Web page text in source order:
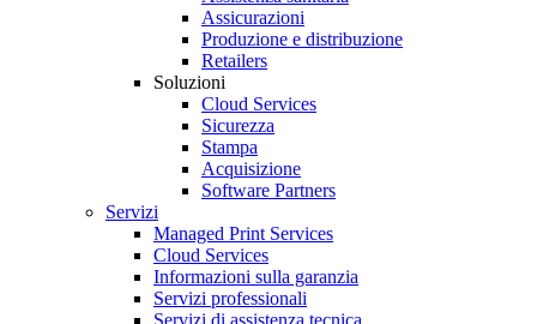
Assicurazioni
Produzione e distribuzione
Retailers
Soluzioni
Cloud Services
Sicurezza
Stampa
Acquisizione
Software Partners
Servizi
Managed Print Services
Cloud Services
Informazioni sulla garanzia
Servizi professionali
Servizi di assistenza tecnica